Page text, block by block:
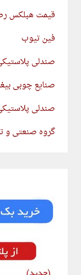
قیمت هبلکس
فین تیوب
صندلی
صنایع چوبی
صندلی
گروه صنعتی و